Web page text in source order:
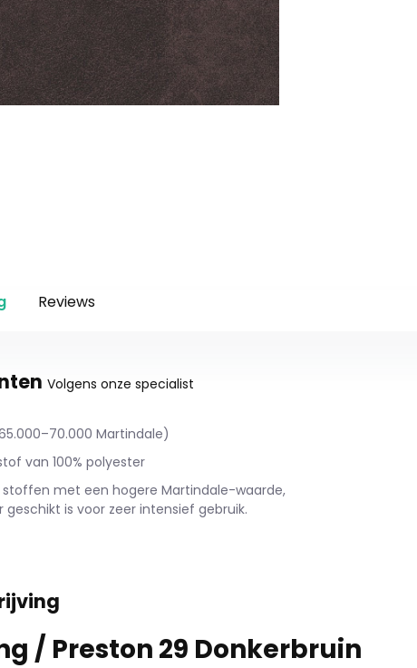
Reviews
Volgens onze specialist
Martindale)
van 100% polyester
stoffen met een hogere Martindale-waarde,
geschikt is voor zeer intensief gebruik.
/ Preston 29 Donkerbruin